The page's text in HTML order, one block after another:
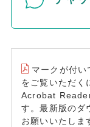
マークが付い
をご覧いただく
Acrobat
す。最新版のダ
お願いいたしま